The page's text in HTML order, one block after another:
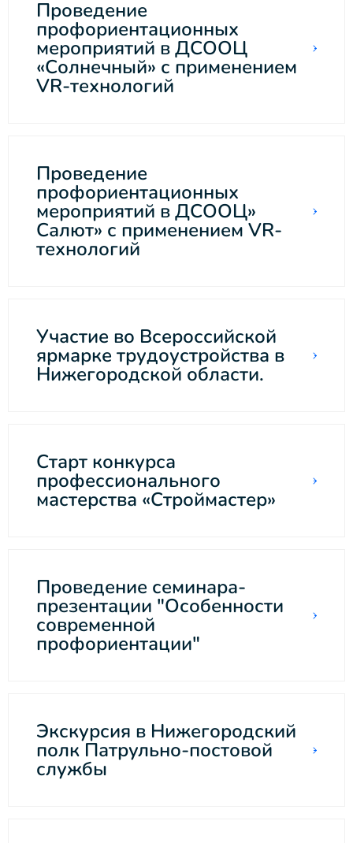
Проведение
профориентационных
мероприятий в ДСООЦ
«Солнечный» с применением
VR-технологий
Проведение
профориентационных
мероприятий в ДСООЦ»
Салют» с применением VR-
технологий
Участие во Всероссийской
ярмарке трудоустройства в
Нижегородской области.
Старт конкурса
профессионального
мастерства «Строймастер»
Проведение семинара-
презентации "Особенности
современной
профориентации"
Экскурсия в Нижегородский
полк Патрульно-постовой
службы